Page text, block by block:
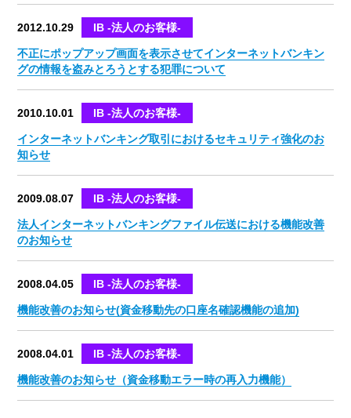
2012.10.29 IB -法人のお客様-
不正にポップアップ画面を表示させてインターネットバンキン
グの情報を盗みとろうとする犯罪について
2010.10.01 IB -法人のお客様-
インターネットバンキング取引におけるセキュリティ強化のお
知らせ
2009.08.07 IB -法人のお客様-
法人インターネットバンキングファイル伝送における機能改善
のお知らせ
2008.04.05 IB -法人のお客様-
機能改善のお知らせ(資金移動先の口座名確認機能の追加)
2008.04.01 IB -法人のお客様-
機能改善のお知らせ（資金移動エラー時の再入力機能）